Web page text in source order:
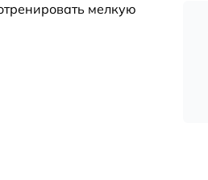
мелкую